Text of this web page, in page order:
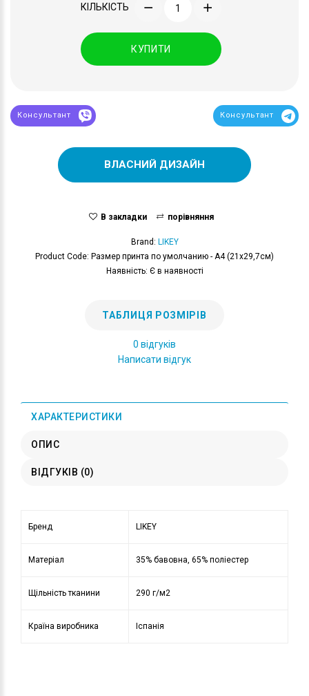
КІЛЬКІСТЬ
КУПИТИ
Консультант Консультант
ВЛАСНИЙ ДИЗАЙН
В закладки порівняння
Brand: LIKEY
Product Code: Размер принта по умолчанию - А4 (21x29,7см)
Наявність: Є в наявності
ТАБЛИЦЯ РОЗМІРІВ
0 відгуків
Написати відгук
ХАРАКТЕРИСТИКИ
ОПИС
ВІДГУКІВ (0)
Бренд LIKEY
Матеріал 35% бавовна, 65% поліестер
Щільність тканини 290 г/м2
Країна виробника Іспанія